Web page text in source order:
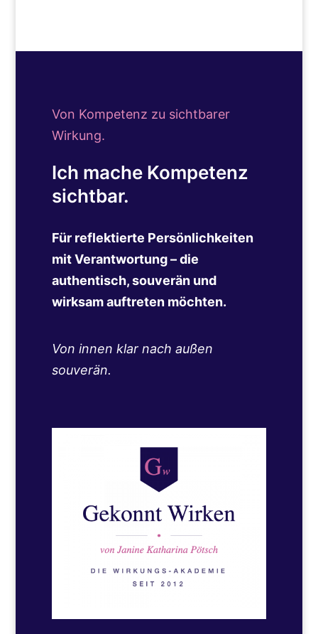
Von Kompetenz zu sichtbarer
Wirkung.
Ich mache Kompetenz
sichtbar.
Für reflektierte Persönlichkeiten
mit Verantwortung – die
authentisch, souverän und
wirksam auftreten möchten.
Von innen klar nach außen
souverän.